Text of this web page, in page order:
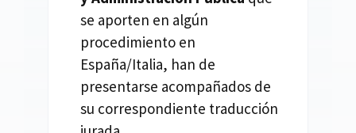
se aporten en algún
procedimiento en
España/Italia, han de
presentarse acompañados de
su correspondiente traducción